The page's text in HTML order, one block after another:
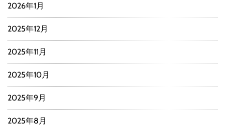
2026年1月
2025年12月
2025年11月
2025年10月
2025年9月
2025年8月